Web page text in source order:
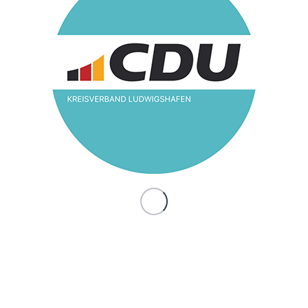
15. Februar 2023 / inFrauen Union
Die Frauen Union Ludwigshafen beteiligte sich am
14.Februar 2023 wieder an der “ Tanz – Demo One
Billion Rising“, mit einer lautstarken Demo durch die
Ludwigshafener Innenstadt und einer Tanzeinlage vor
der Rheingalerie, initiiert vom Frauenhaus Ludwigshafen
und verschiedenen Frauenorganisationen.
Schön, dass diese wichtige Aktion nach Corona nun
wieder möglich ist. Das Motto der Aktion: One Billion
Rising – Frauen erhebt euch gegen die